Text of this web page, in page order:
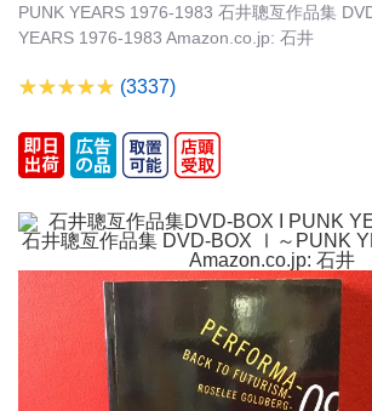
PUNK YEARS 1976-1983 石井聰亙作品集
YEARS 1976-1983 Amazon.co.jp: 石井
(3337)